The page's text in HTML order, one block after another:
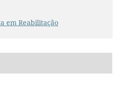
em Reabilitação